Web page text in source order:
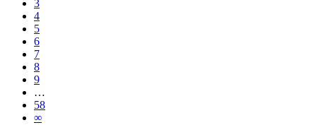
3
4
5
6
7
8
9
…
58
∞